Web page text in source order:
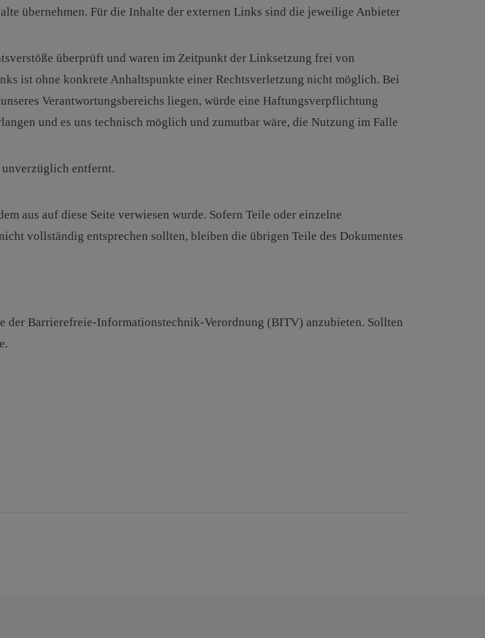
übernehmen. Für die Inhalte der externen Links sind die jeweilige Anbieter
überprüft und waren im Zeitpunkt der Linksetzung frei von
ist ohne konkrete Anhaltspunkte einer Rechtsverletzung nicht möglich. Bei
Verantwortungsbereichs liegen, würde eine Haftungsverpflichtung
und es uns technisch möglich und zumutbar wäre, die Nutzung im Falle
unverzüglich entfernt.
aus auf diese Seite verwiesen wurde. Sofern Teile oder einzelne
vollständig entsprechen sollten, bleiben die übrigen Teile des Dokumentes
der Barrierefreie-Informationstechnik-Verordnung (BITV) anzubieten. Sollten